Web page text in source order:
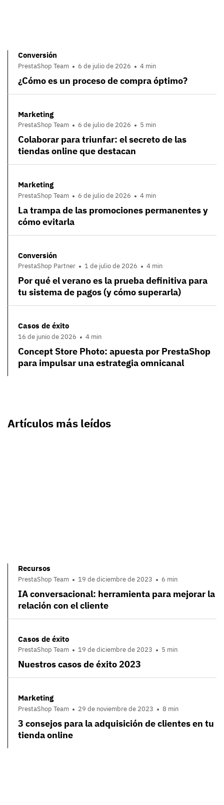
Conversión
PrestaShop Team 6 de julio de 2026 4 min
¿Cómo es un proceso de compra óptimo?
Marketing
PrestaShop Team 6 de julio de 2026 5 min
Colaborar para triunfar: el secreto de las
tiendas online que destacan
Marketing
PrestaShop Team 6 de julio de 2026 4 min
La trampa de las promociones permanentes y
cómo evitarla
Conversión
PrestaShop Partner 1 de julio de 2026 4 min
Por qué el verano es la prueba definitiva para
tu sistema de pagos (y cómo superarla)
Casos de éxito
16 de junio de 2026 4 min
Concept Store Photo: apuesta por PrestaShop
para impulsar una estrategia omnicanal
Artículos más leídos
Recursos
PrestaShop Team 19 de diciembre de 2023 6 min
IA conversacional: herramienta para mejorar la
relación con el cliente
Casos de éxito
PrestaShop Team 19 de diciembre de 2023 5 min
Nuestros casos de éxito 2023
Marketing
PrestaShop Team 29 de noviembre de 2023 8 min
3 consejos para la adquisición de clientes en tu
tienda online